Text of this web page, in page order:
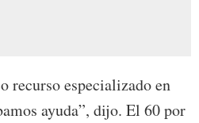
recurso especializado en
ayuda”, dijo. El 60 por